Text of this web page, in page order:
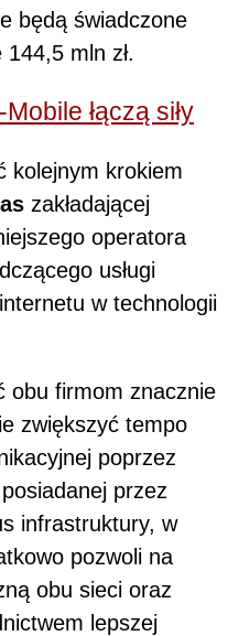
będą świadczone
mln zł.
łączą siły
kolejnym krokiem
zakładającej
operatora
usługi
w technologii
obu firmom znacznie
zwiększyć tempo
poprzez
przez
infrastruktury, w
pozwoli na
obu sieci oraz
lepszej